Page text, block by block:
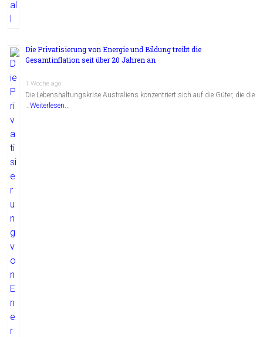
Die Privatisierung von Energie und Bildung treibt die
Gesamtinflation seit über 20 Jahren an
1 Woche ago
Die Lebenshaltungskrise Australiens konzentriert sich auf die Güter, die die
…Weiterlesen...